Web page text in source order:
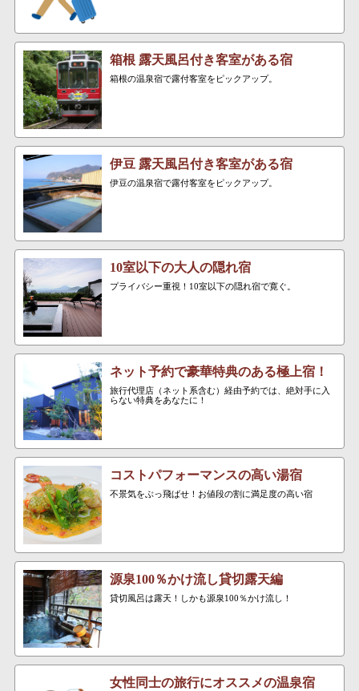
箱根 露天風呂付き客室がある宿
箱根の温泉宿で露付客室をピックアップ。
伊豆 露天風呂付き客室がある宿
伊豆の温泉宿で露付客室をピックアップ。
10室以下の大人の隠れ宿
プライバシー重視！10室以下の隠れ宿で寛ぐ。
ネット予約で豪華特典のある極上宿！
旅行代理店（ネット系含む）経由予約では、絶対手に入
らない特典をあなたに！
コストパフォーマンスの高い湯宿
不景気をぶっ飛ばせ！お値段の割に満足度の高い宿
源泉100％かけ流し貸切露天編
貸切風呂は露天！しかも源泉100％かけ流し！
女性同士の旅行にオススメの温泉宿